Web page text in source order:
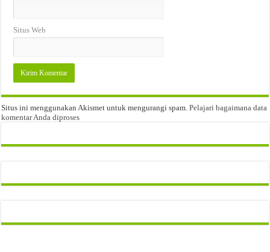
Situs Web
Situs ini menggunakan Akismet untuk mengurangi spam.Pelajari bagaimana data
komentar Anda diproses